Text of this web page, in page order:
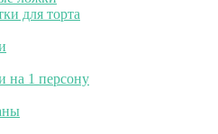
для торта
на 1 персону